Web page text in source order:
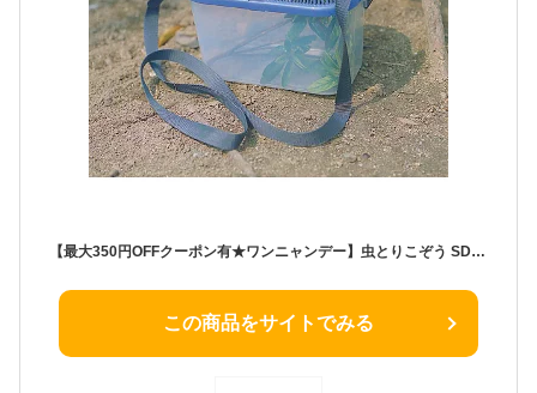
【最大350円OFFクーポン有★ワンニャンデー】虫とりこぞう SD-200 レッド ブルー 虫かご むしかご 虫籠 虫入れ カブトムシ クワガタ 昆虫採取 夏休み 自由研究 飼育観察 アイリスオーヤマ Pet館 ペット館 楽天
この商品をサイトでみる